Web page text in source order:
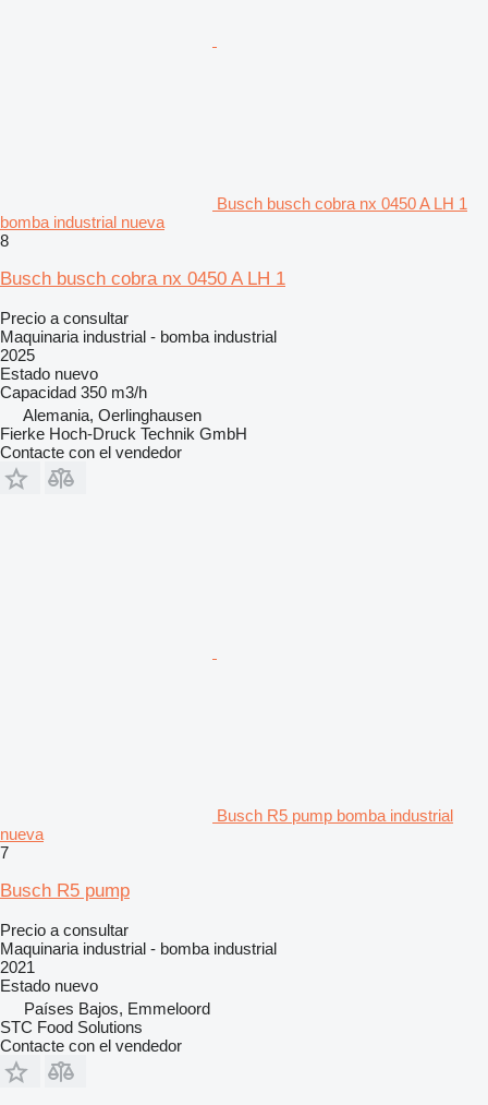
Busch busch cobra nx 0450 A LH 1
bomba industrial nueva
8
Busch busch cobra nx 0450 A LH 1
Precio a consultar
Maquinaria industrial - bomba industrial
2025
Estado nuevo
Capacidad 350 m3/h
Alemania, Oerlinghausen
Fierke Hoch-Druck Technik GmbH
Contacte con el vendedor
Busch R5 pump bomba industrial
nueva
7
Busch R5 pump
Precio a consultar
Maquinaria industrial - bomba industrial
2021
Estado nuevo
Países Bajos, Emmeloord
STC Food Solutions
Contacte con el vendedor